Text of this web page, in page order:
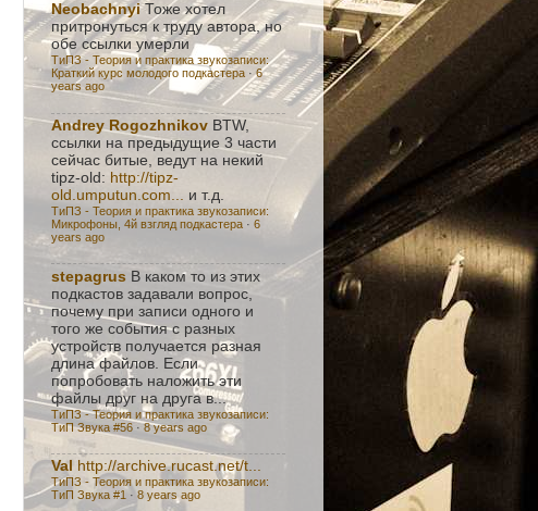
Neobachnyi Тоже хотел
притронуться к труду автора, но
обе ссылки умерли
ТиПЗ - Теория и практика звукозаписи:
Краткий курс молодого подкастера ·6
years ago
Andrey Rogozhnikov BTW,
ссылки на предыдущие 3 части
сейчас битые, ведут на некий
tipz-old: http://tipz-
old.umputun.com...
и т.д.
ТиПЗ - Теория и практика звукозаписи:
Микрофоны, 4й взгляд подкастера · 6
years ago
stepagrus В каком то из этих
подкастов задавали вопрос,
почему при записи одного и
того же события с разных
устройств получается разная
длина файлов. Если
попробовать наложить эти
файлы друг на друга в...
ТиПЗ - Теория и практика звукозаписи:
ТиП Звука #56 ·8 years ago
Val http://archive.rucast.net/t...
ТиПЗ - Теория и практика звукозаписи:
TиП Звука #1 · 8 years ago